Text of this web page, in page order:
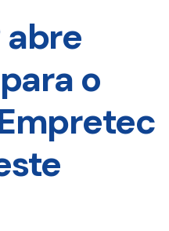
abre
o